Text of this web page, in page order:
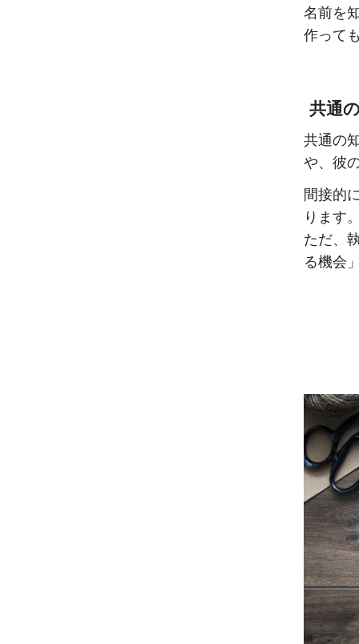
名前を
作って
共通
共通の
や、彼
間接的
ります
ただ、
る機会